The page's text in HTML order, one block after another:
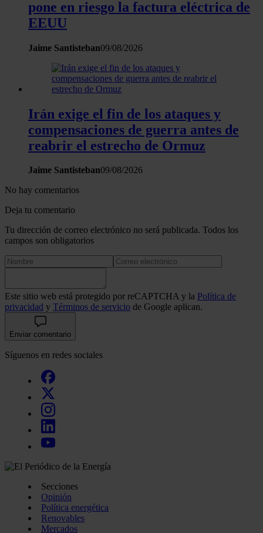
pone en riesgo la factura eléctrica de
EEUU
Jaime Santisteban09/08/2026
Irán exige el fin de los ataques y
compensaciones de guerra antes de
reabrir el estrecho de Ormuz
Jaime Santisteban09/08/2026
No hay comentarios
Deja tu comentario
Tu dirección de correo electrónico no será publicada. Todos los
campos son obligatorios
Este sitio web está protegido por reCAPTCHA y la Política de
privacidad y Términos de servicio de Google aplican.
Enviar comentario
Síguenos en redes sociales
Secciones
Opinión
Política energética
Renovables
Mercados